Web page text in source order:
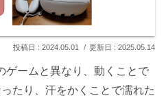
2024.05.01 2025.05.14
ゲームと異なり、動くことで
たり、汗をかくことで濡れた